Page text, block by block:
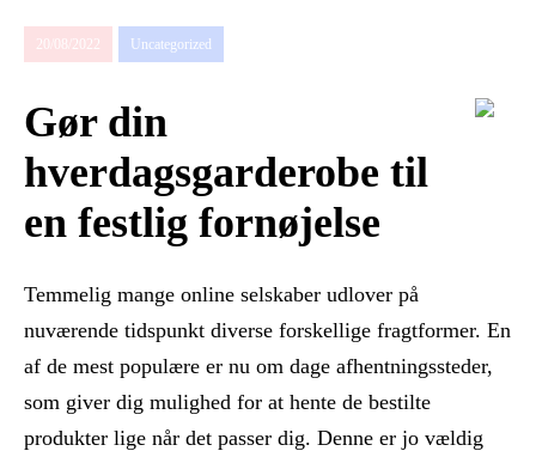
20/08/2022 Uncategorized
Gør din
hverdagsgarderobe til
en festlig fornøjelse
Temmelig mange online selskaber udlover på
nuværende tidspunkt diverse forskellige fragtformer. En
af de mest populære er nu om dage afhentningssteder,
som giver dig mulighed for at hente de bestilte
produkter lige når det passer dig. Denne er jo vældig